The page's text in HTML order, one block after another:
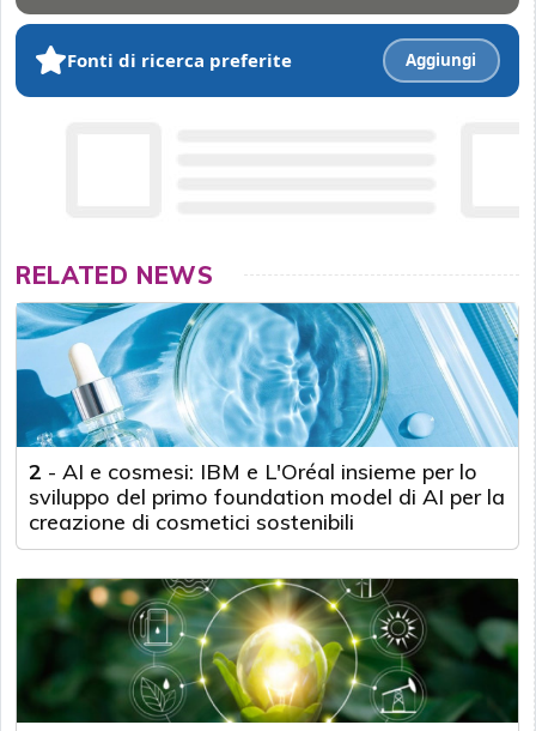
Fonti di ricerca preferite Aggiungi
RELATED NEWS
2 - AI e cosmesi: IBM e L'Oréal insieme per lo
sviluppo del primo foundation model di AI per la
creazione di cosmetici sostenibili